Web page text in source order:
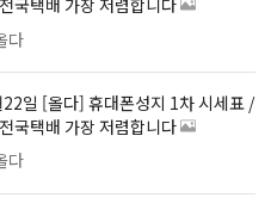
다
국택배 가장 저렴합니다
다